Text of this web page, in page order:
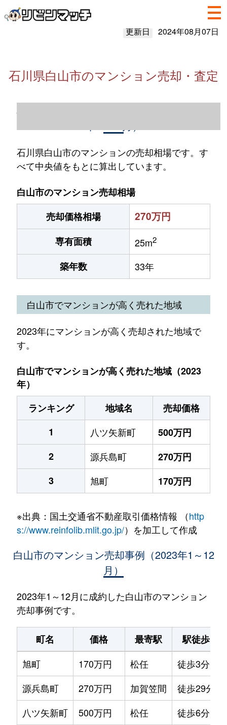
更新日 2024年08月07日
石川県白山市のマンション売却・査定
石川県白山市のマンション売却情報（2023
石川県白山市のマンションの売却相場です。す
べて中央値をもとに算出しています。
白山市のマンション売却相場
売却価格相場
270万円
専有面積 25m2
築年数 33年
白山市でマンションが高く売れた地域
2023年にマンションが高く売却された地域で
す。
白山市でマンションが高く売れた地域（2023
年）
ランキング
地域名
売却価格
1
八ツ矢新町
500万円
2
源兵島町
270万円
3
旭町 170万円
※出典：国土交通省不動産取引価格情報 （http
s://www.reinfolib.mlit.go.jp/）を加工して作成
白山市のマンション売却事例（2023年1～12
月）
2023年1～12月に成約した白山市のマンション
売却事例です。
町名 価格 最寄駅 駅徒歩
旭町
170万円 松任 徒歩3分
源兵島町
270万円 加賀笠間 徒歩29分
八ツ矢新町
500万円 松任 徒歩6分